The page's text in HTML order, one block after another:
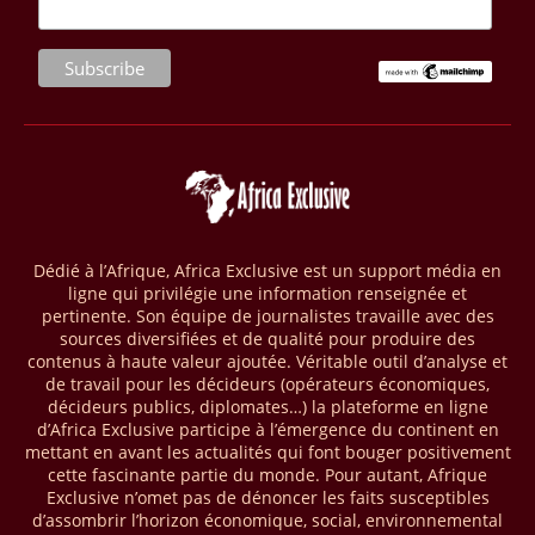
La Banque mondiale a approuvé un projet d’envergure visant à
transformer les économies forestières en Afrique centrale. Baptisé «
Programme pour des économies forestières durables du Bassin du
phase de 394,83 millions de dollars. C’est ce qu’indique l’institution
vise à améliorer la gestion forestière, renforcer les chaînes de valeur
et créer 220 000 emplois au Cameroun, en République centrafricaine
(RCA) et en République du Congo. Près de 8 millions d’hectares
28/03/26 AFRIQUE - MOBILE MONEY
Selon le rapport publié par l’Association mondiale des opérateurs de
téléphonie mobile (GSMA), près de 1432 milliards USD ont transité
par les comptes de mobile money en Afrique au cours de l'année
2025, en hausse d'environ 27 % par rapport à 2024. Le rapport intitulé
« The State of the Industry Report on Mobile Money 2026 » précise
que le continent a capté environ 66 % de la valeur des transactions de
mobile money réalisées à l’échelle mondiale, qui s’est établie à 2091
milliards USD (+23 % par rapport à 2024). L’Afrique a également
enregistré environ 74 % du nombre de transactions de Mobile money
Dédié à l’Afrique, Africa Exclusive est un support média en
ligne qui privilégie une information renseignée et
pertinente. Son équipe de journalistes travaille avec des
sources diversifiées et de qualité pour produire des
contenus à haute valeur ajoutée. Véritable outil d’analyse et
de travail pour les décideurs (opérateurs économiques,
décideurs publics, diplomates…) la plateforme en ligne
d’Africa Exclusive participe à l’émergence du continent en
mettant en avant les actualités qui font bouger positivement
cette fascinante partie du monde. Pour autant, Afrique
Exclusive n’omet pas de dénoncer les faits susceptibles
d’assombrir l’horizon économique, social, environnemental